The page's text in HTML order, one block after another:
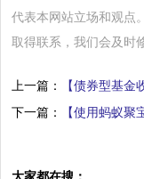
代表本网站立场和观点
取得联系，我们会及时
上一篇：
【债券型基金
下一篇：
【使用蚂蚁聚